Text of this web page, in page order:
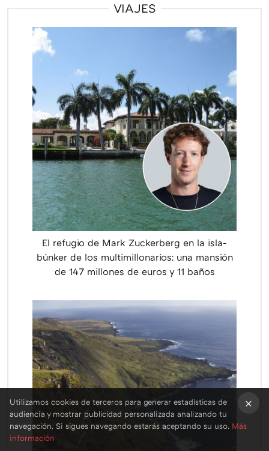
VIAJES
El refugio de Mark Zuckerberg en la isla-
búnker de los multimillonarios: una mansión
de 147 millones de euros y 11 baños
Utilizamos cookies de terceros para generar estadísticas de
audiencia y mostrar publicidad personalizada analizando tu
navegación. Si sigues navegando estarás aceptando su uso. Más
información